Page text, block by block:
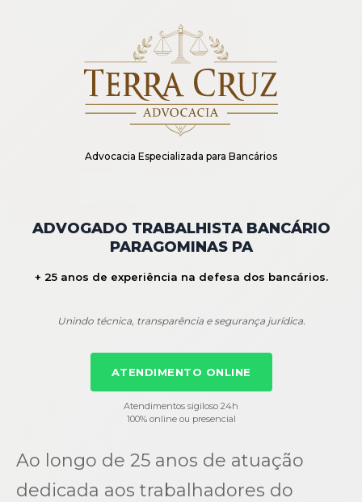
Advocacia Especializada para Bancários
ADVOGADO TRABALHISTA BANCÁRIO
PARAGOMINAS PA
+ 25 anos de experiência na defesa dos bancários.
Unindo técnica, transparência e segurança jurídica.
ATENDIMENTO ONLINE
Atendimentos sigiloso 24h
100% online ou presencial
Ao longo de 25 anos de atuação
dedicada aos trabalhadores do